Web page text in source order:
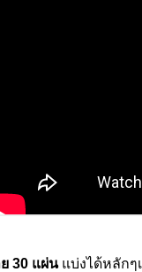
30 แผ่น แบ่งได้หลักๆ